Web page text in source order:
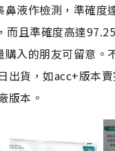
鼻液作檢測，準確度
而且準確度高達
購入的朋友可留意。
出貨，如acc+版本
版本。